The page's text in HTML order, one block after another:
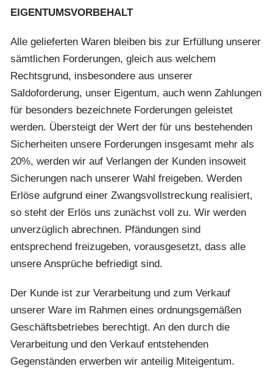
EIGENTUMSVORBEHALT
Alle gelieferten Waren bleiben bis zur Erfüllung unserer
sämtlichen Forderungen, gleich aus welchem
Rechtsgrund, insbesondere aus unserer
Saldoforderung, unser Eigentum, auch wenn Zahlungen
für besonders bezeichnete Forderungen geleistet
werden. Übersteigt der Wert der für uns bestehenden
Sicherheiten unsere Forderungen insgesamt mehr als
20%, werden wir auf Verlangen der Kunden insoweit
Sicherungen nach unserer Wahl freigeben. Werden
Erlöse aufgrund einer Zwangsvollstreckung realisiert,
so steht der Erlös uns zunächst voll zu. Wir werden
unverzüglich abrechnen. Pfändungen sind
entsprechend freizugeben, vorausgesetzt, dass alle
unsere Ansprüche befriedigt sind.
Der Kunde ist zur Verarbeitung und zum Verkauf
unserer Ware im Rahmen eines ordnungsgemäßen
Geschäftsbetriebes berechtigt. An den durch die
Verarbeitung und den Verkauf entstehenden
Gegenständen erwerben wir anteilig Miteigentum.